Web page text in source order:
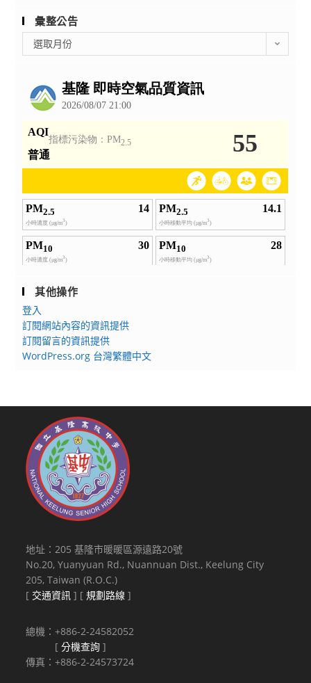
彙整公告
整
選取月份
其他操作
登入
訂閱網站內容的資訊提供
訂閱留言的資訊提供
WordPress.org 台灣繁體中文
地址：205 基隆市暖暖區源遠路20號
No.20, Yuanyuan Rd., Nuannuan Dist., Keelung City
205, Taiwan (R.O.C.)
[ 交通資訊 ] [規劃路線 ]
總機：+886-2-24582052
[分機查詢 ]
傳真：+886-2-24573724